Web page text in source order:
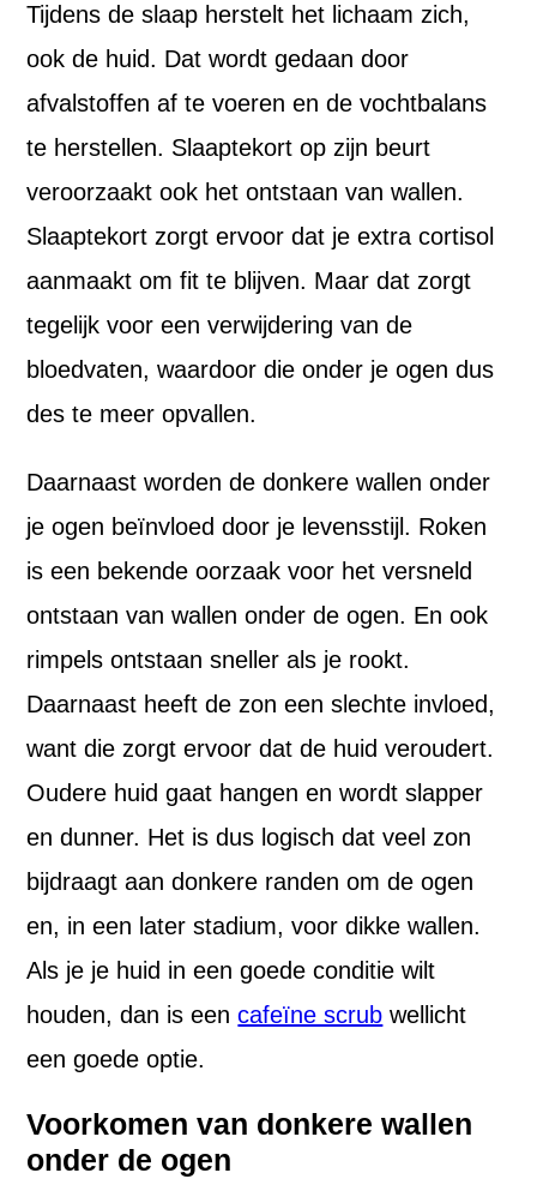
Tijdens de slaap herstelt het lichaam zich,
ook de huid. Dat wordt gedaan door
afvalstoffen af te voeren en de vochtbalans
te herstellen. Slaaptekort op zijn beurt
veroorzaakt ook het ontstaan van wallen.
Slaaptekort zorgt ervoor dat je extra cortisol
aanmaakt om fit te blijven. Maar dat zorgt
tegelijk voor een verwijdering van de
bloedvaten, waardoor die onder je ogen dus
des te meer opvallen.
Daarnaast worden de donkere wallen onder
je ogen beïnvloed door je levensstijl. Roken
is een bekende oorzaak voor het versneld
ontstaan van wallen onder de ogen. En ook
rimpels ontstaan sneller als je rookt.
Daarnaast heeft de zon een slechte invloed,
want die zorgt ervoor dat de huid veroudert.
Oudere huid gaat hangen en wordt slapper
en dunner. Het is dus logisch dat veel zon
bijdraagt aan donkere randen om de ogen
en, in een later stadium, voor dikke wallen.
Als je je huid in een goede conditie wilt
houden, dan is eencafeïne scrub wellicht
een goede optie.
Voorkomen van donkere wallen
onder de ogen